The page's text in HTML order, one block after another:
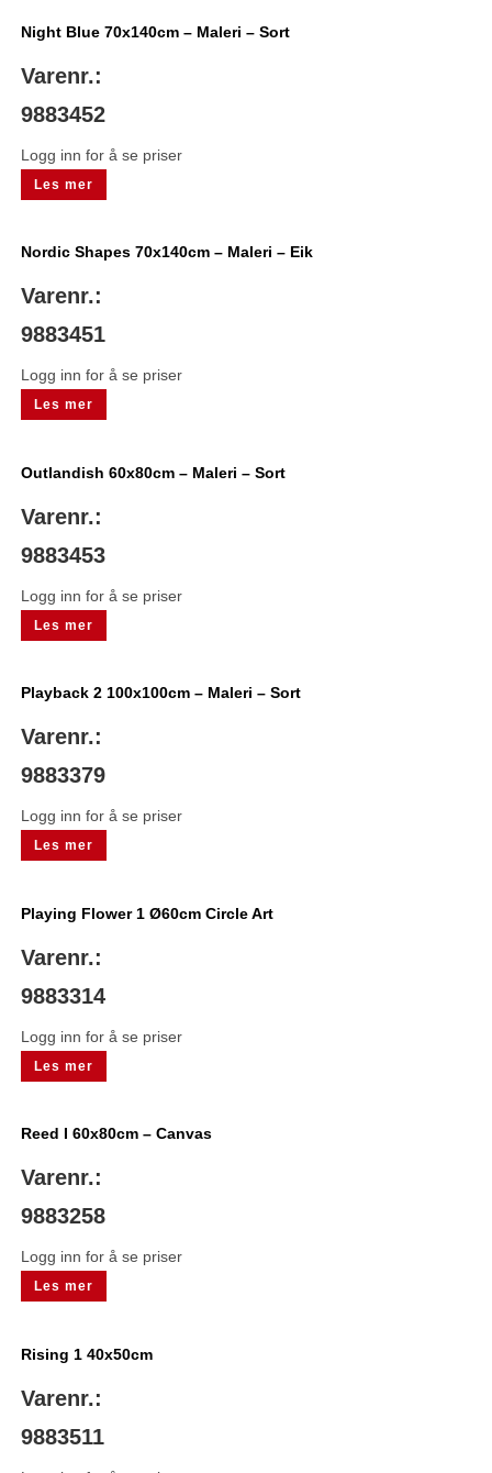
Night Blue 70x140cm – Maleri – Sort
Varenr.:
9883452
Logg inn for å se priser
Les mer
Nordic Shapes 70x140cm – Maleri – Eik
Varenr.:
9883451
Logg inn for å se priser
Les mer
Outlandish 60x80cm – Maleri – Sort
Varenr.:
9883453
Logg inn for å se priser
Les mer
Playback 2 100x100cm – Maleri – Sort
Varenr.:
9883379
Logg inn for å se priser
Les mer
Playing Flower 1 Ø60cm Circle Art
Varenr.:
9883314
Logg inn for å se priser
Les mer
Reed I 60x80cm – Canvas
Varenr.:
9883258
Logg inn for å se priser
Les mer
Rising 1 40x50cm
Varenr.:
9883511